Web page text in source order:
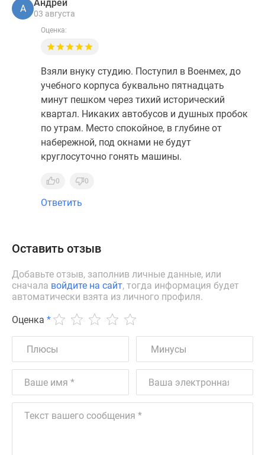
А
Андрей
03 августа
Оценка:
Взяли внуку студию. Поступил в Военмех, до
учебного корпуса буквально пятнадцать
минут пешком через тихий исторический
квартал. Никаких автобусов и душных пробок
по утрам. Место спокойное, в глубине от
набережной, под окнами не будут
круглосуточно гонять машины.
0 0
Ответить
Оставить отзыв
Добавьте отзыв, заполнив личные данные, или
сначала войдите на сайт, тогда информация будет
автоматически взята из личного профиля.
Оценка *